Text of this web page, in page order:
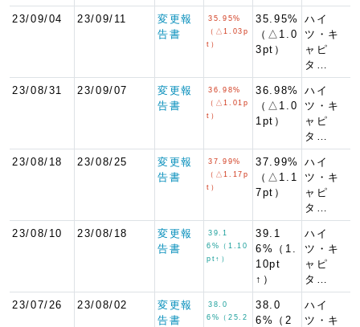
23/09/04 23/09/11
変更報
告書
35.95%
（△1.03p
t）
35.95%
（△1.0
3pt）
ハイ
ツ・キ
ャピ
タ…
23/08/31 23/09/07
変更報
告書
36.98%
（△1.01p
t）
36.98%
（△1.0
1pt）
ハイ
ツ・キ
ャピ
タ…
23/08/18 23/08/25
変更報
告書
37.99%
（△1.17p
t）
37.99%
（△1.1
7pt）
ハイ
ツ・キ
ャピ
タ…
23/08/10 23/08/18
変更報
告書
39.1
6%（1.10
pt↑）
39.1
6%（1.
10pt
↑）
ハイ
ツ・キ
ャピ
タ…
23/07/26 23/08/02
変更報
告書
38.0
6%（25.2
38.0
6%（2
ハイ
ツ・キ